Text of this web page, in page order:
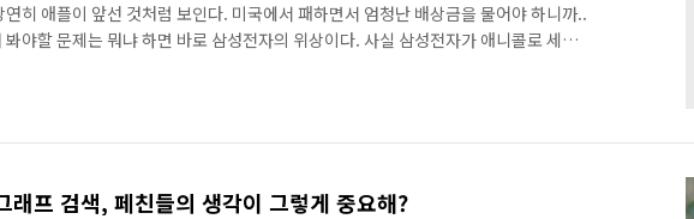
연히 애플이 앞선 것처럼 보인다. 미국에서 패하면서 엄청난 배상금을 물어야 하니까..
봐야할 문제는 뭐냐 하면 바로 삼성전자의 위상이다. 사실 삼성전자가 애니콜로 세계
주도 하고 있었다. 하지만 몇년 전부터 노키아는 한없이 추락하고 있고 모토로라는
시장을 독점하기에 이르면서 노키아, 모토로라의 설자리는 더욱 위협받기에 이른다.
래프 검색, 페친들의 생각이 그렇게 중요해?